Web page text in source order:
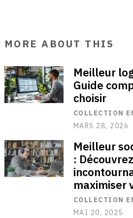
MORE ABOUT THIS
Meilleur
Guide
choisir
COLLECTION
MARS 28, 2026
Meilleur
:
maximiser
COLLECTION
MAI 20, 2025